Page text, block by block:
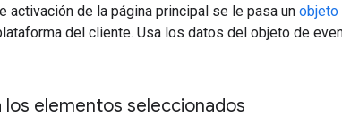
activación de la página principal se le pasa un objeto
del cliente. Usa los datos del objeto de
los elementos seleccionados